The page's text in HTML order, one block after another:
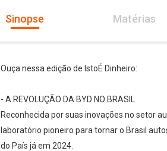
Sinopse Matérias
Ouça nessa edição de IstoÉ Dinheiro:
- A REVOLUÇÃO DA BYD NO BRASIL
Reconhecida por suas inovações no setor
laboratório pioneiro para tornar o Brasil
do País já em 2024.